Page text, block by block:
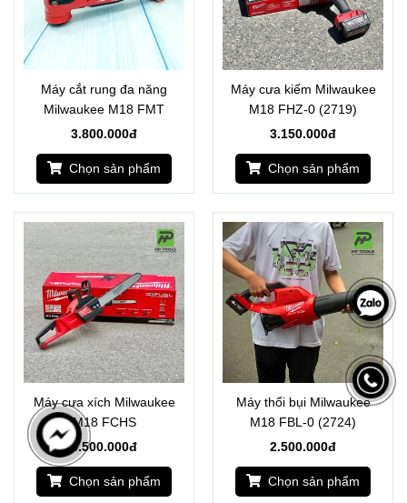
Máy cắt rung đa năng
Milwaukee M18 FMT
3.800.000đ
Chọn sản phẩm
Máy cưa kiếm Milwaukee
M18 FHZ-0 (2719)
3.150.000đ
Chọn sản phẩm
Máy cưa xích Milwaukee
M18 FCHS
8.500.000đ
Chọn sản phẩm
Máy thổi bụi Milwaukee
M18 FBL-0 (2724)
2.500.000đ
Chọn sản phẩm